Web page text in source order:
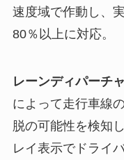
速度域で作動し、
80％以上に対応。
レーンディパーチ
によって走行車線
脱の可能性を検知
レイ表示でドライ